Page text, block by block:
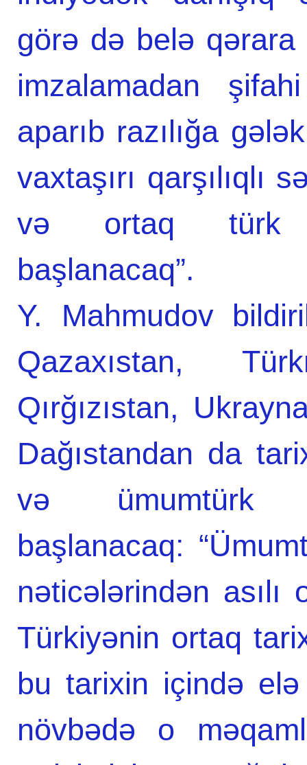
görə də belə
imzalamadan
aparıb razılığa
vaxtaşırı qarşılıqlı
və ortaq türk
başlanacaq”.
Y. Mahmudov
Qazaxıstan,
Qırğızıstan,
Dağıstandan da
və ümumtürk
başlanacaq:
nəticələrindən
Türkiyənin ortaq
bu tarixin içində
növbədə o